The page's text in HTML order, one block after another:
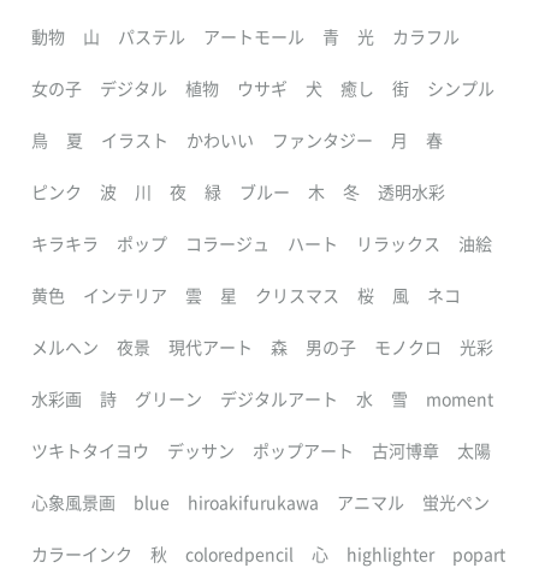
動物 山 パステル アートモール 青 光 カラフル
女の子 デジタル 植物 ウサギ 犬 癒し 街 シンプル
鳥 夏 イラスト かわいい ファンタジー 月 春
ピンク 波 川 夜 緑 ブルー 木 冬 透明水彩
キラキラ ポップ コラージュ ハート リラックス 油絵
黄色 インテリア 雲 星 クリスマス 桜 風 ネコ
メルヘン 夜景 現代アート 森 男の子 モノクロ 光彩
水彩画 詩 グリーン デジタルアート 水 雪 moment
ツキトタイヨウ デッサン ポップアート 古河博章 太陽
心象風景画 blue hiroakifurukawa アニマル 蛍光ペン
カラーインク 秋 coloredpencil 心 highlighter popart